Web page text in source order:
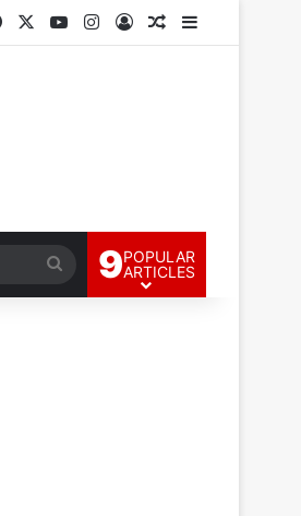
FacebookYouTubeInstagram
Log InRandom Article
Sidebar
Search
for
9POPULAR
ARTICLES